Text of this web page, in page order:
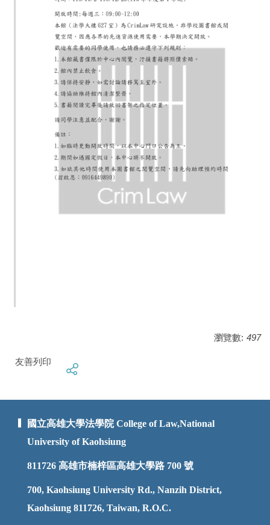
瀏覽數: 497
友善列印
國立高雄大學法學院 College of Law,National
University of Kaohsiung
811726 高雄市楠梓區高雄大學路 700 號
700, Kaohsiung University Rd., Nanzih District,
Kaohsiung 811726, Taiwan, R.O.C.